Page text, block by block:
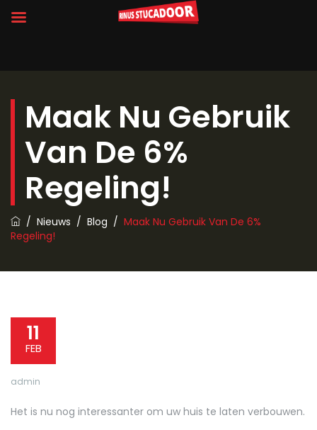
Maak Nu Gebruik
Van De 6%
Regeling!
/ Nieuws / Blog / Maak Nu Gebruik Van De 6%
Regeling!
11
FEB
admin
Het is nu nog interessanter om uw huis te laten verbouwen.